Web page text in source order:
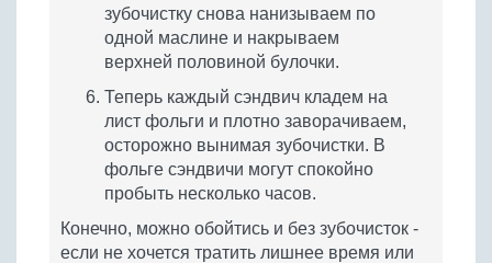
зубочистку снова нанизываем по
одной маслине и накрываем
верхней половиной булочки.
Теперь каждый сэндвич кладем на
лист фольги и плотно заворачиваем,
осторожно вынимая зубочистки. В
фольге сэндвичи могут спокойно
пробыть несколько часов.
Конечно, можно обойтись и без зубочисток -
если не хочется тратить лишнее время или